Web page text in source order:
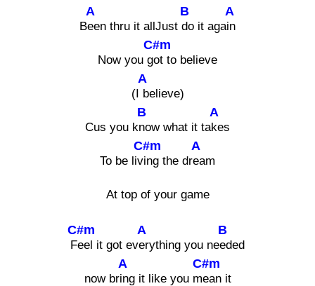
B
A
een thru it allJust
B
do it aga
A
in
Now you g
C#m
ot to believe
(I
A
believe)
Cus you k
B
now what it ta
A
kes
To be liv
C#m
ing the dr
A
eam
At top of your game
F
C#m
eel it got ev
A
erything you ne
B
eded
now br
A
ing it like you m
C#m
ean it